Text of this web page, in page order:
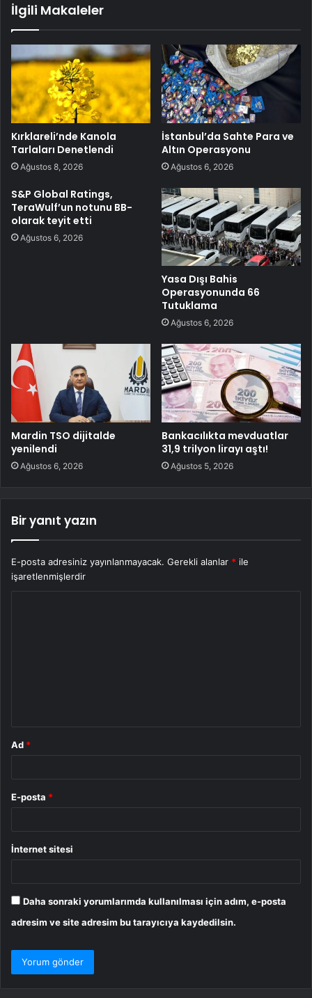
İlgili Makaleler
Kırklareli’nde Kanola
Tarlaları Denetlendi
Ağustos 8, 2026
İstanbul’da Sahte Para ve
Altın Operasyonu
Ağustos 6, 2026
S&P Global Ratings,
TeraWulf’un notunu BB-
olarak teyit etti
Ağustos 6, 2026
Yasa Dışı Bahis
Operasyonunda 66
Tutuklama
Ağustos 6, 2026
Mardin TSO dijitalde
yenilendi
Ağustos 6, 2026
Bankacılıkta mevduatlar
31,9 trilyon lirayı aştı!
Ağustos 5, 2026
Bir yanıt yazın
E-posta adresiniz yayınlanmayacak. Gerekli alanlar * ile
işaretlenmişlerdir
Ad *
E-posta *
İnternet sitesi
Daha sonraki yorumlarımda kullanılması için adım, e-posta
adresim ve site adresim bu tarayıcıya kaydedilsin.